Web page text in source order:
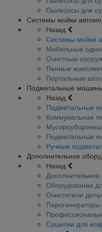
Пылесосы для
Системы мойки
Назад
Системы мойки
Мобильные
Очистные
Пенные
Портальные
Подметальные
Назад
Подметальные
Коммунальная
Подметальные
Ручные
Дополнительное
Назад
Дополнительное
Оборудование
Очистители
Парогенераторы
Сушилки для